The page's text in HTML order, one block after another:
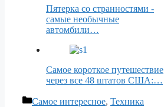
Пятерка со странностями -
самые необычные
автомбили…
Самое короткое путешествие
через все 48 штатов США:…
Рубрики
Самое интересное, Техника